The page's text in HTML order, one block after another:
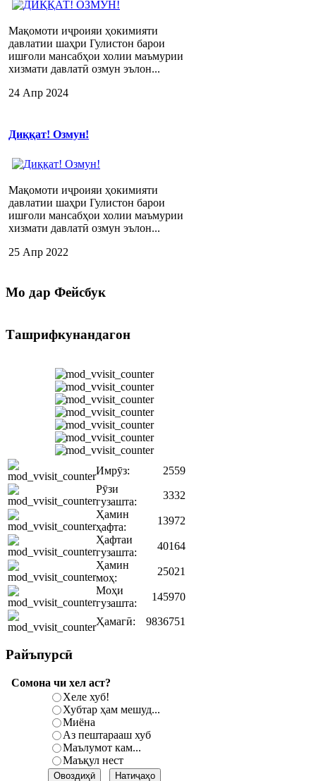
Мақомоти иҷроияи ҳокимияти
давлатии шаҳри Гулистон барои
ишғоли мансабҳои холии маъмурии
хизмати давлатӣ озмун эълон...
24 Апр 2024
Диққат! Озмун!
Мақомоти иҷроияи ҳокимияти
давлатии шаҳри Гулистон барои
ишғоли мансабҳои холии маъмурии
хизмати давлатӣ озмун эълон...
25 Апр 2022
Мо дар Фейсбук
Ташрифкунандагон
Имрӯз:
2559
Рӯзи
гузашта:
3332
Ҳамин
ҳафта:
13972
Ҳафтаи
гузашта:
40164
Ҳамин
моҳ:
25021
Моҳи
гузашта:
145970
Ҳамагӣ: 9836751
Райъпурсӣ
Сомона чи хел аст?
Хеле хуб!
Хубтар ҳам мешуд...
Миёна
Аз пештарааш хуб
Маълумот кам...
Маъқул нест